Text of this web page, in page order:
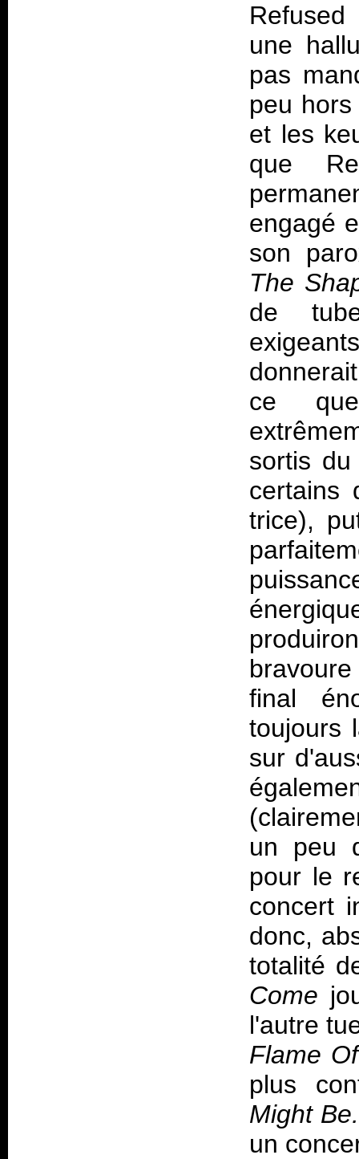
une
pas
peu
et les
que
engagé
son
The
de
ce
sortis
certains
trice),
final
toujours
sur
un peu
pour le
concert
donc,
totalité
Come
l'autre
Flame
plus
Might
un